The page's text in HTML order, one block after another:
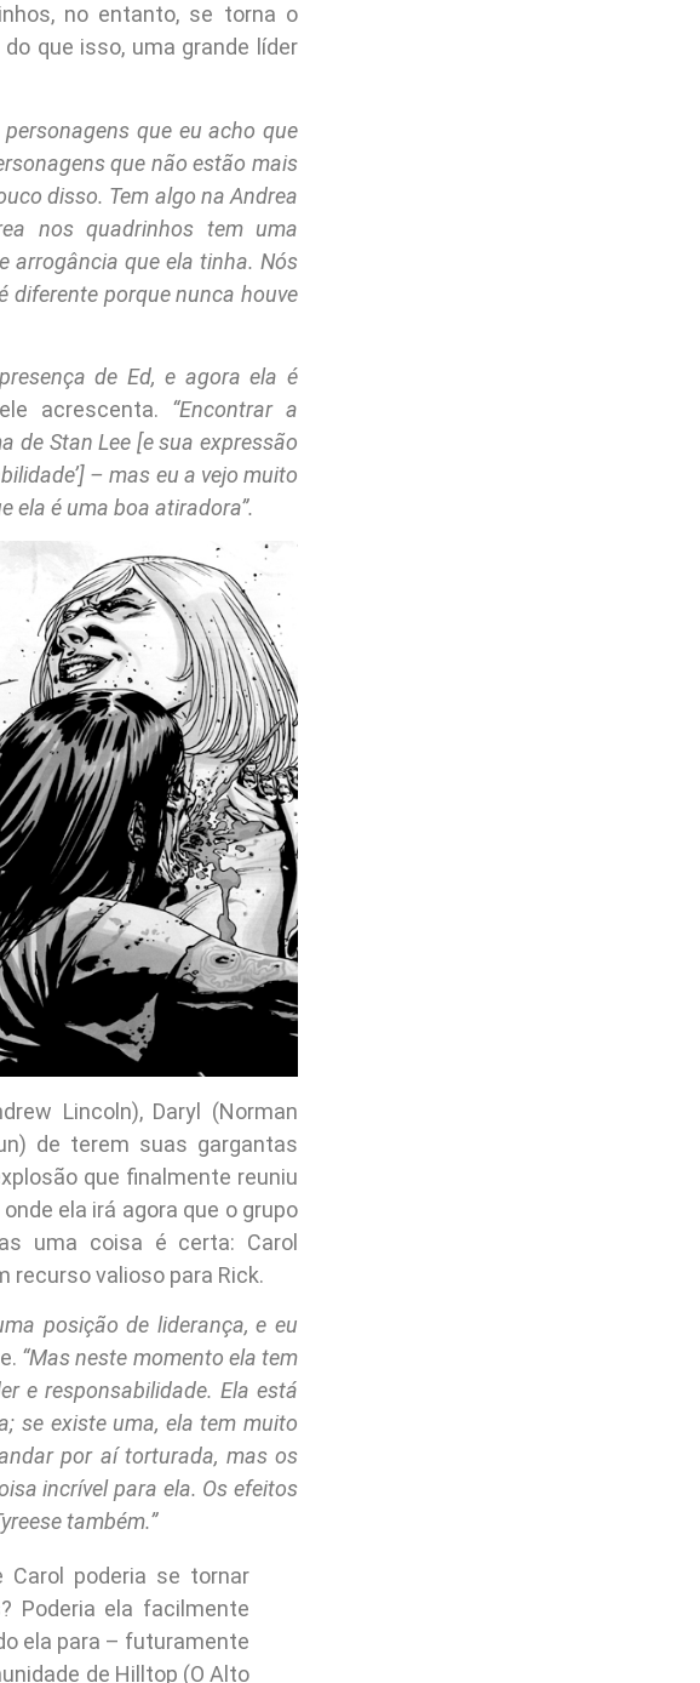
no entanto, se torna o
que isso, uma grande líder
que eu acho que
que não estão mais
disso. Tem algo na Andrea
nos quadrinhos tem uma
arrogância que ela tinha. Nós
diferente porque nunca houve
de Ed, e agora ela é
acrescenta. “Encontrar a
de Stan Lee [e sua expressão
– mas eu a vejo muito
ela é uma boa atiradora”.
Lincoln), Daryl (Norman
de terem suas gargantas
que finalmente reuniu
ela irá agora que o grupo
uma coisa é certa: Carol
recurso valioso para Rick.
posição de liderança, e eu
“Mas neste momento ela tem
e responsabilidade. Ela está
se existe uma, ela tem muito
por aí torturada, mas os
incrível para ela. Os efeitos
também.”
Carol poderia se tornar
Poderia ela facilmente
ela para – futuramente
de Hilltop (O Alto